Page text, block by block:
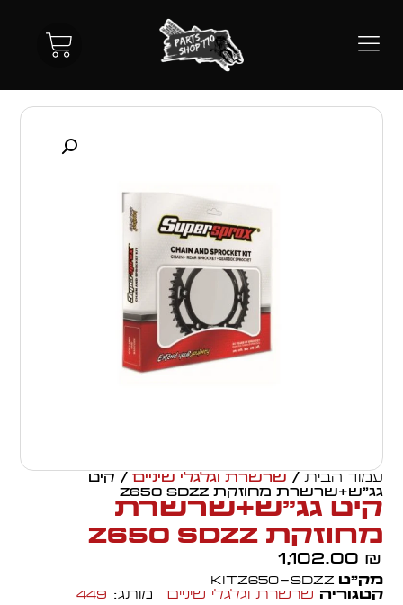
עמוד הבית / שרשרת וגלגלי שיניים / קיט
גג"ש+שרשרת מחוזקת Z650 SDZZ
קיט גג"ש+שרשרת
מחוזקת Z650 SDZZ
1,102.00 ₪
מק״טKITZ650-SDZZ
קטגוריה שרשרת וגלגלי שיניים מותג: 449